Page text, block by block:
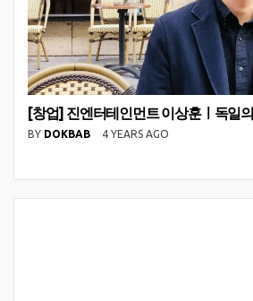
[창업] 진엔터테인먼트 이상훈ㅣ독일
BY DOKBAB 4 YEARS AGO